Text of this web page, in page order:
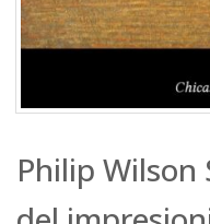
Philip Wilson